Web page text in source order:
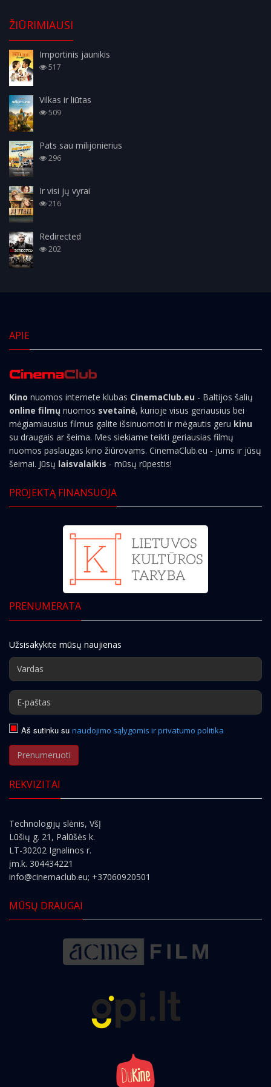
ŽIŪRIMIAUSI
Importinis jaunikis
517
Vilkas ir liūtas
509
Pats sau milijonierius
296
Ir visi jų vyrai
216
Redirected
202
APIE
Kino nuomos internete klubas CinemaClub.eu - Baltijos šalių
online filmų nuomos svetainė, kurioje visus geriausius bei
mėgiamiausius filmus galite išsinuomoti ir mėgautis geru kinu
su draugais ar šeima. Mes siekiame teikti geriausias filmų
nuomos paslaugas kino žiūrovams. CinemaClub.eu - jums ir jūsų
šeimai. Jūsų laisvalaikis - mūsų rūpestis!
PROJEKTĄ FINANSUOJA
PRENUMERATA
Užsisakykite mūsų naujienas
Aš sutinku su naudojimo sąlygomis ir privatumo politika
Prenumeruoti
REKVIZITAI
Technologijų slėnis, VšĮ
Lūšių g. 21, Palūšės k.
LT-30202 Ignalinos r.
įm.k. 304434221
info@cinemaclub.eu; +37060920501
MŪSŲ DRAUGAI